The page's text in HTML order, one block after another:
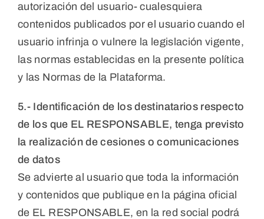
autorización del usuario- cualesquiera
contenidos publicados por el usuario cuando el
usuario infrinja o vulnere la legislación vigente,
las normas establecidas en la presente política
y las Normas de la Plataforma.
5.- Identificación de los destinatarios respecto
de los que EL RESPONSABLE, tenga previsto
la realización de cesiones o comunicaciones
de datos
Se advierte al usuario que toda la información
y contenidos que publique en la página oficial
de EL RESPONSABLE, en la red social podrá